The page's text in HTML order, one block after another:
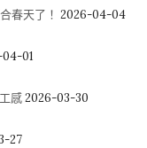
春天了！ 2026-04-04
01
感 2026-03-30
27